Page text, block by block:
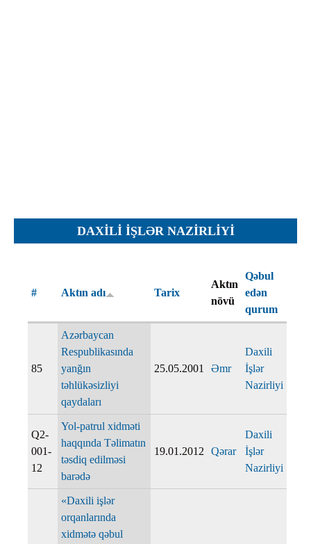
DAXILI İŞLƏR NAZIRLIYI
# Aktın adı Tarix
Aktın
növü
Qəbul
edən
qurum
85
Azərbaycan
Respublikasında
yanğın
təhlükəsizliyi
qaydaları
25.05.2001 Əmr
Daxili
İşlər
Nazirliyi
Q2-
001-
12
Yol-patrul xidməti
haqqında Təlimatın
təsdiq edilməsi
barədə
19.01.2012 Qərar
Daxili
İşlər
Nazirliyi
«Daxili işlər
orqanlarında
xidmətə qəbul